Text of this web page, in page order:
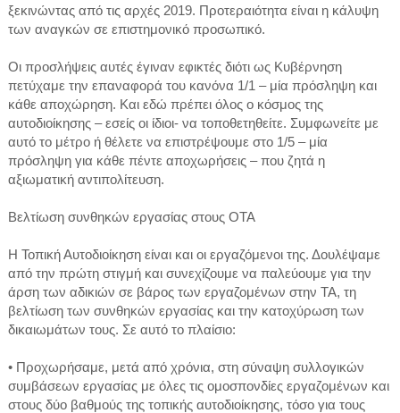
ξεκινώντας από τις αρχές 2019. Προτεραιότητα είναι η κάλυψη
των αναγκών σε επιστημονικό προσωπικό.
Οι προσλήψεις αυτές έγιναν εφικτές διότι ως Κυβέρνηση
πετύχαμε την επαναφορά του κανόνα 1/1 – μία πρόσληψη και
κάθε αποχώρηση. Και εδώ πρέπει όλος ο κόσμος της
αυτοδιοίκησης – εσείς οι ίδιοι- να τοποθετηθείτε. Συμφωνείτε με
αυτό το μέτρο ή θέλετε να επιστρέψουμε στο 1/5 – μία
πρόσληψη για κάθε πέντε αποχωρήσεις – που ζητά η
αξιωματική αντιπολίτευση.
Βελτίωση συνθηκών εργασίας στους ΟΤΑ
Η Τοπική Αυτοδιοίκηση είναι και οι εργαζόμενοι της. Δουλέψαμε
από την πρώτη στιγμή και συνεχίζουμε να παλεύουμε για την
άρση των αδικιών σε βάρος των εργαζομένων στην ΤΑ, τη
βελτίωση των συνθηκών εργασίας και την κατοχύρωση των
δικαιωμάτων τους. Σε αυτό το πλαίσιο:
• Προχωρήσαμε, μετά από χρόνια, στη σύναψη συλλογικών
συμβάσεων εργασίας με όλες τις ομοσπονδίες εργαζομένων και
στους δύο βαθμούς της τοπικής αυτοδιοίκησης, τόσο για τους